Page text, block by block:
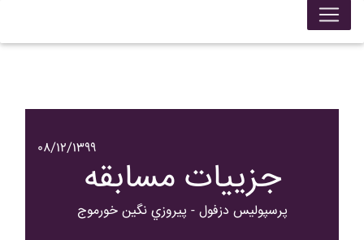
۰۸/۱۲/۱۳۹۹
جزییات مسابقه
پرسپوليس دزفول - پيروزي نگين خورموج